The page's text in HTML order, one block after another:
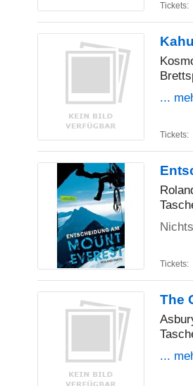
Tickets:
...
Tickets:
Tickets:
The
...